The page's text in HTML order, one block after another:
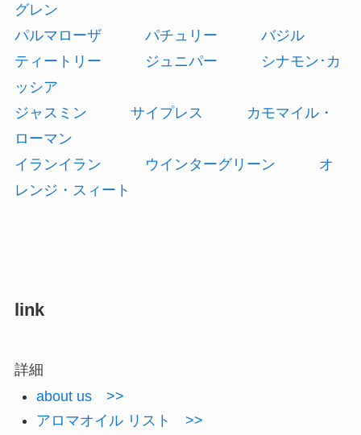
グレン
パルマローザ
パチュリー
バジル
ティートリー
ジュニパー
シナモン･カ
ッシア
ジャスミン
サイプレス
カモマイル・
ローマン
イランイラン
ウインターグリーン
オ
レンジ・スィート
link
詳細
about us >>
アロマオイル リスト >>